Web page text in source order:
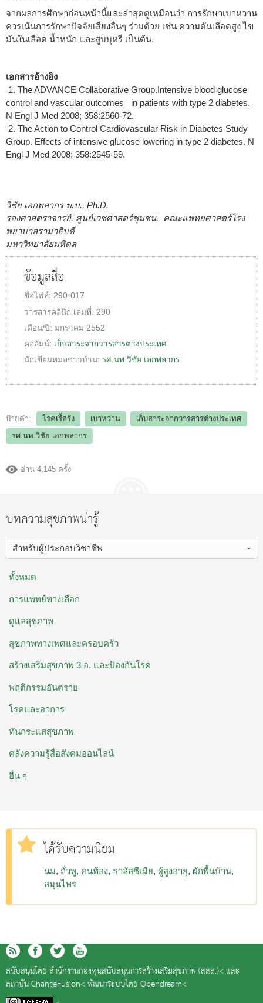
จากผลการศึกษาก่อนหน้านี้และล่าสุดดูเหมือนว่า การรักษาเบาหวาน
ควรเน้นการรักษาปัจจัยเสี่ยงอื่นๆ ร่วมด้วย เช่น ความดันเลือดสูง ไข
มันในเลือด น้ำหนัก และสูบบุหรี่ เป็นต้น.
เอกสารอ้างอิง
1. The ADVANCE Collaborative Group.Intensive blood glucose
control and vascular outcomes in patients with type 2 diabetes.
N Engl J Med 2008; 358:2560-72.
2. The Action to Control Cardiovascular Risk in Diabetes Study
Group. Effects of intensive glucose lowering in type 2 diabetes. N
Engl J Med 2008; 358:2545-59.
วิชัย เอกพลากร พ.บ., Ph.D.
รองศาสตราจารย์, ศูนย์เวชศาสตร์ชุมชน, คณะแพทยศาสตร์โรง
พยาบาลรามาธิบดี
มหาวิทยาลัยมหิดล
ข้อมูลสื่อ
ชื่อไฟล์: 290-017
วารสารคลินิก เล่มที่: 290
เดือน/ปี: มกราคม 2552
คอลัมน์: เก็บสาระจากวารสารต่างประเทศ
นักเขียนหมอชาวบ้าน: รศ.นพ.วิชัย เอกพลากร
ป้ายคำ: โรคเรื้อรัง เบาหวาน
เก็บสาระจากวารสารต่างประเทศ
รศ.นพ.วิชัย เอกพลากร
อ่าน 4,145 ครั้ง
บทความสุขภาพน่ารู้
สำหรับผู้ประกอบวิชาชีพ
ทั้งหมด
การแพทย์ทางเลือก
ดูแลสุขภาพ
สุขภาพทางเพศและครอบครัว
สร้างเสริมสุขภาพ 3 อ. ​และป้องกันโรค
พฤติกรรมอันตราย
โรคและอาการ
ทันกระแสสุขภาพ
คลังความรู้สื่อสังคมออนไลน์
อื่น ๆ
ได้รับความนิยม
นม ถั่วพู คนท้อง ธาลัสซีเมีย ผู้สูงอายุ ผักพื้นบ้าน
สมุนไพร
สนับสนุนโดย สำนักงานกองทุนสนับสนุนการสร้างเสริมสุขภาพ (สสส.)< และ
สถาบัน ChangeFusion<พัฒนาระบบโดย Opendream<